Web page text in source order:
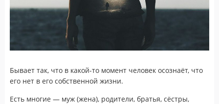
Бывает так, что в какой-то момент человек осознаёт, что
его нет в его собственной жизни.
Есть многие — муж (жена), родители, братья, сёстры,